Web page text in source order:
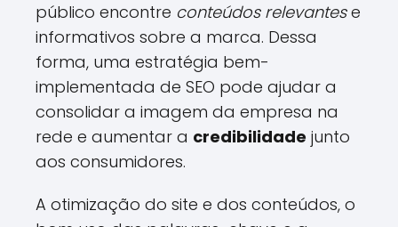
público encontre conteúdos relevantese
informativos sobre a marca. Dessa
forma, uma estratégia bem-
implementada de SEO pode ajudar a
consolidar a imagem da empresa na
rede e aumentar a credibilidade junto
aos consumidores.
A otimização do site e dos conteúdos, o